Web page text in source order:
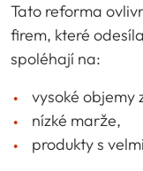
Tato reforma
firem, které
spoléhají na:
vysoké objemy
nízké marže,
produkty s